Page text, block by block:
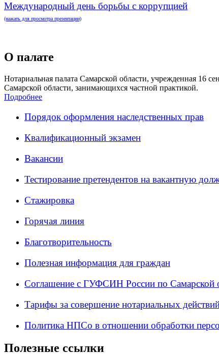
Международный день борьбы с коррупцией
(нажать для просмотра презентации)
О палате
Нотариальная палата Самарской области, учрежденная 16
Самарской области, занимающихся частной практикой.
Подробнее
Порядок оформления наследственных прав
Квалификационный экзамен
Вакансии
Тестирование претендентов на вакантную
Стажировка
Горячая линия
Благотворительность
Полезная информация для граждан
Соглашение с ГУФСИН России по Самарской
Тарифы за совершение нотариальных
Политика НПСо в отношении обработки
Полезные ссылки